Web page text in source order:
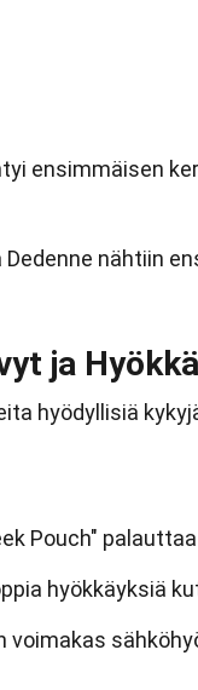
ensimmäisen
nähtiin
ja
hyödyllisiä
Pouch"
hyökkäyksiä
voimakas